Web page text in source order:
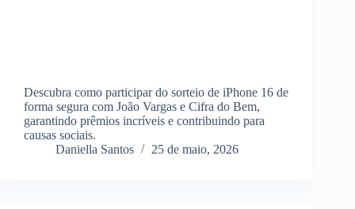
Descubra como participar do sorteio de iPhone 16 de
forma segura com João Vargas e Cifra do Bem,
garantindo prêmios incríveis e contribuindo para
causas sociais.
Daniella Santos
25 de maio, 2026